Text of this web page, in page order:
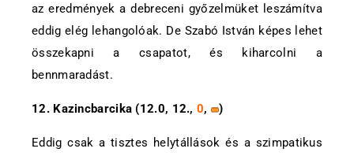
az eredmények a debreceni győzelmüket leszámítva
eddig elég lehangolóak. De Szabó István képes lehet
összekapni a csapatot, és kiharcolni a
bennmaradást.
12. Kazincbarcika (12.0, 12.,0, )
Eddig csak a tisztes helytállások és a szimpatikus